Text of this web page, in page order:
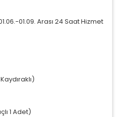
01.09. Arası 24 Saat Hizmet
1 Adet)